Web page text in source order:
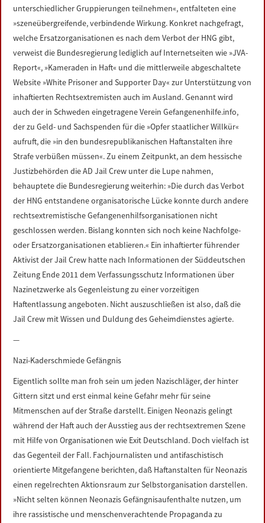
unterschiedlicher Gruppierungen teilnehmen«, entfalteten eine
»szeneübergreifende, verbindende Wirkung. Konkret nachgefragt,
welche Ersatzorganisationen es nach dem Verbot der HNG gibt,
verweist die Bundesregierung lediglich auf Internetseiten wie »JVA-
Report«, »Kameraden in Haft« und die mittlerweile abgeschaltete
Website »White Prisoner and Supporter Day« zur Unterstützung von
inhaftierten Rechtsextremisten auch im Ausland. Genannt wird
auch der in Schweden eingetragene Verein Gefangenenhilfe.info,
der zu Geld- und Sachspenden für die »Opfer staatlicher Willkür«
aufruft, die »in den bundesrepublikanischen Haftanstalten ihre
Strafe verbüßen müssen«. Zu einem Zeitpunkt, an dem hessische
Justizbehörden die AD Jail Crew unter die Lupe nahmen,
behauptete die Bundesregierung weiterhin: »Die durch das Verbot
der HNG entstandene organisatorische Lücke konnte durch andere
rechtsextremistische Gefangenenhilfsorganisationen nicht
geschlossen werden. Bislang konnten sich noch keine Nachfolge-
oder Ersatzorganisationen etablieren.« Ein inhaftierter führender
Aktivist der Jail Crew hatte nach Informationen der Süddeutschen
Zeitung Ende 2011 dem Verfassungsschutz Informationen über
Nazinetzwerke als Gegenleistung zu einer vorzeitigen
Haftentlassung angeboten. Nicht auszuschließen ist also, daß die
Jail Crew mit Wissen und Duldung des Geheimdienstes agierte.
—
Nazi-Kaderschmiede Gefängnis
Eigentlich sollte man froh sein um jeden Nazischläger, der hinter
Gittern sitzt und erst einmal keine Gefahr mehr für seine
Mitmenschen auf der Straße darstellt. Einigen Neonazis gelingt
während der Haft auch der Ausstieg aus der rechtsextremen Szene
mit Hilfe von Organisationen wie Exit Deutschland. Doch vielfach ist
das Gegenteil der Fall. Fachjournalisten und antifaschistisch
orientierte Mitgefangene berichten, daß Haftanstalten für Neonazis
einen regelrechten Aktionsraum zur Selbstorganisation darstellen.
»Nicht selten können Neonazis Gefängnisaufenthalte nutzen, um
ihre rassistische und menschenverachtende Propaganda zu